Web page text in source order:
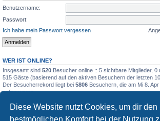
Diese Website nutzt Cookies, um dir den
bestmöglichen Komfort bei der Nutzung
Benutzername:
Passwort:
Ich habe mein Passwort vergessen
WER IST ONLINE?
Insgesamt sind 520 Besucher online :: 5 sichtbare Mitglieder,
515 Gäste (basierend auf den aktiven Besuchern der letzten
Der Besucherrekord liegt bei 5806 Besuchern, die am Mi 8.
online waren.
STATISTIK
Beiträge insgesamt342543• Themen insgesamt30366•